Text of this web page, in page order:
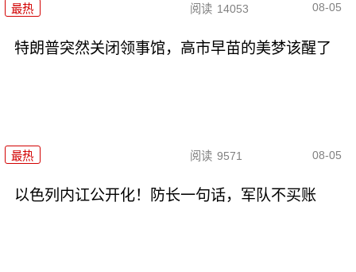
最热 阅读 14053 08-05
特朗普突然关闭领事馆，高市早苗的美梦该醒了
最热 阅读 9571 08-05
以色列内讧公开化！防长一句话，军队不买账